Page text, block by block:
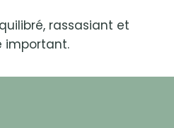
rassasiant et
important.